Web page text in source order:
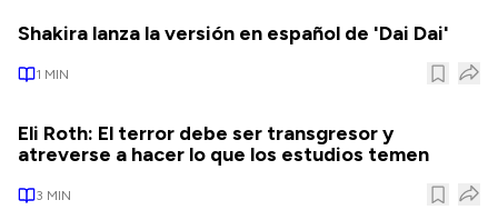
Shakira lanza la versión en español de 'Dai Dai'
1 MIN
Eli Roth: El terror debe ser transgresor y
atreverse a hacer lo que los estudios temen
3 MIN